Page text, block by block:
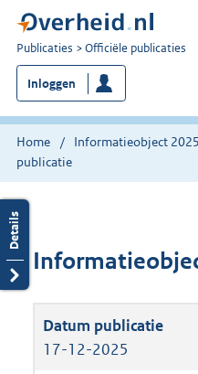
U
bent
nu
hier:
Publicaties Officiële publicaties
Inloggen
Home Informatieobject
publicatie
17-12-2025